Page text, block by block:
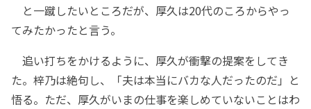
と一蹴したいところだが、厚久は20代のころからやっ
てみたかったと言う。
追い打ちをかけるように、厚久が衝撃の提案をしてき
た。梓乃は絶句し、「夫は本当にバカな人だったのだ」と
悟る。ただ、厚久がいまの仕事を楽しめていないことはわ